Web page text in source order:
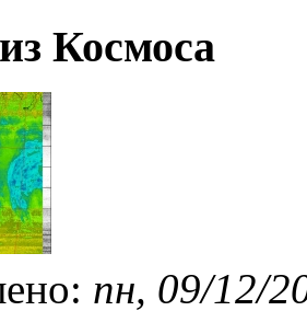
Космоса
пн, 09/12/